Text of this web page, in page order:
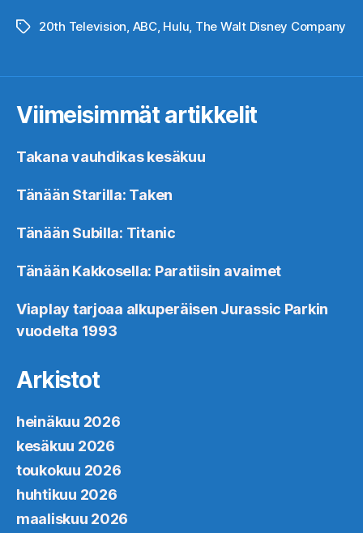
Avainsanat
20th Television, ABC, Hulu, The Walt Disney Company
Viimeisimmät artikkelit
Takana vauhdikas kesäkuu
Tänään Starilla: Taken
Tänään Subilla: Titanic
Tänään Kakkosella: Paratiisin avaimet
Viaplay tarjoaa alkuperäisen Jurassic Parkin
vuodelta 1993
Arkistot
heinäkuu 2026
kesäkuu 2026
toukokuu 2026
huhtikuu 2026
maaliskuu 2026